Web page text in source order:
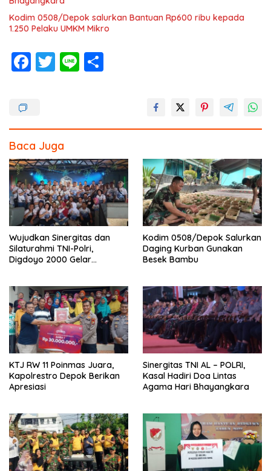
Kodim 0508/Depok salurkan Bantuan Rp600 ribu kepada
1.250 Pelaku UMKM Mikro
F
o
o
k
T Li
Baca Juga
Wujudkan Sinergitas dan
Silaturahmi TNI-Polri,
Digdoyo 2000 Gelar
Kodim 0508/Depok Salurkan
Daging Kurban Gunakan
Besek Bambu
KTJ RW 11 Poinmas Juara,
Kapolrestro Depok Berikan
Apresiasi
Sinergitas TNI AL – POLRI,
Kasal Hadiri Doa Lintas
Agama Hari Bhayangkara